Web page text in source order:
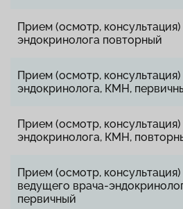
Прием (осмотр,
эндокринолога повторный
Прием (осмотр,
эндокринолога, КМН,
Прием (осмотр,
эндокринолога, КМН,
Прием (осмотр, консультация)
ведущего врача-
первичный